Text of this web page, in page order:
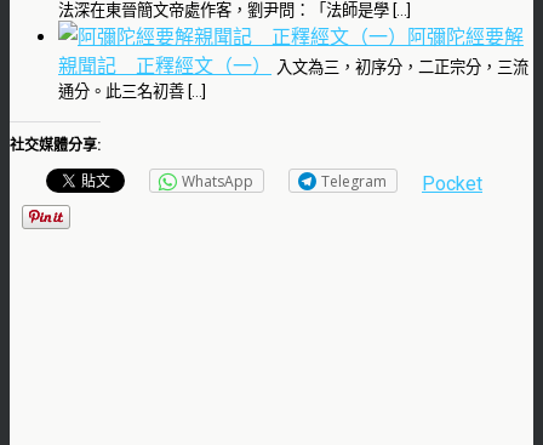
法深在東晉簡文帝處作客，劉尹問：「法師是學 […]
阿彌陀經要解
親聞記 正釋經文（一）
入文為三，初序分，二正宗分，三流
通分。此三名初善 […]
社交媒體分享:
WhatsApp Telegram Pocket